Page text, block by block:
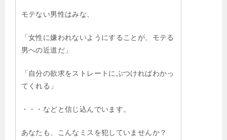
モテない男性はみな、
「女性に嫌われないようにすることが、モテる
男への近道だ」
「自分の欲求をストレートにぶつければわかっ
てくれる」
・・・などと信じ込んでいます。
あなたも、こんなミスを犯していませんか？